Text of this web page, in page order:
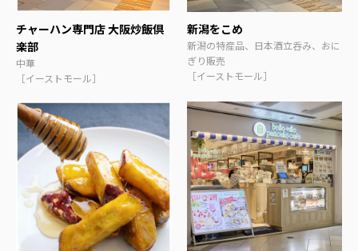
チャーハン専門店 大阪炒飯倶
楽部
中華
［イーストモール］
新潟をこめ
新潟の特産品、日本酒立呑み、おに
ぎり販売
［イーストモール］